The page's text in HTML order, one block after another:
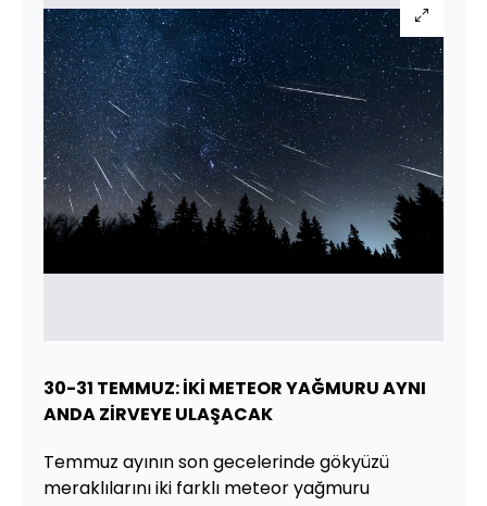
30-31 TEMMUZ: İKİ METEOR YAĞMURU AYNI
ANDA ZİRVEYE ULAŞACAK
Temmuz ayının son gecelerinde gökyüzü
meraklılarını iki farklı meteor yağmuru